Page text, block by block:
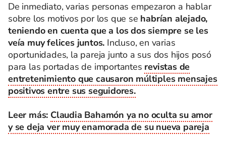
De inmediato, varias personas empezaron a hablar
sobre los motivos por los que se habrían alejado,
teniendo en cuenta que a los dos siempre se les
veía muy felices juntos. Incluso, en varias
oportunidades, la pareja junto a sus dos hijos posó
para las portadas de importantes revistas de
entretenimiento que causaron múltiples mensajes
positivos entre sus seguidores.
Leer más: Claudia Bahamón ya no oculta su amor
y se deja ver muy enamorada de su nueva pareja